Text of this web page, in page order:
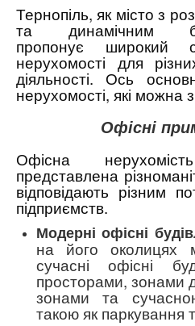
Тернопіль, як місто з
та динамічним
пропонує широкий
нерухомості для
діяльності. Ось
нерухомості, які можна
Офісні
Офісна
представлена
відповідають різним
підприємств.
Модерні офісні
на його околицях
сучасні офісні
просторами, зонами
зонами та
такою як паркування